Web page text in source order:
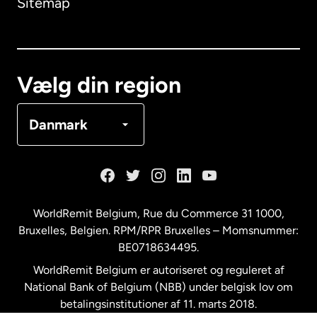
Vælg din region
Danmark
Malaysia
New Zealand
WorldRemit Belgium, Rue du Commerce 31 1000,
Bruxelles, Belgien. RPM/RPR Bruxelles – Momsnummer:
BE0718634495.
WorldRemit Belgium er autoriseret og reguleret af
National Bank of Belgium (NBB) under belgisk lov om
betalingsinstitutioner af 11. marts 2018.